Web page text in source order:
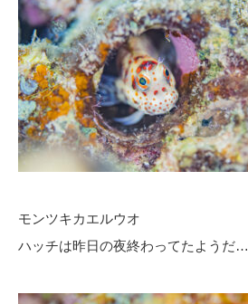
モンツキカエルウオ
ハッチは昨日の夜終わってたようだ…